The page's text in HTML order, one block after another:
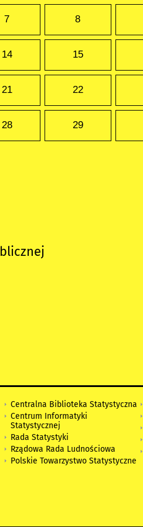
7 8
14 15
21 22
28 29
Centralna Biblioteka Statystyczna
Centrum Informatyki
Statystycznej
Rada Statystyki
Rządowa Rada Ludnościowa
Polskie Towarzystwo Statystyczne